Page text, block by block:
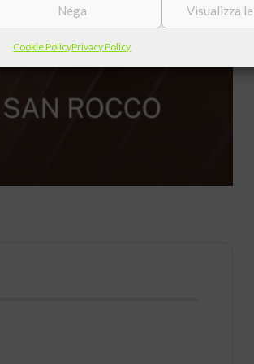
Nega Visualizza
Cookie PolicyPrivacy Policy